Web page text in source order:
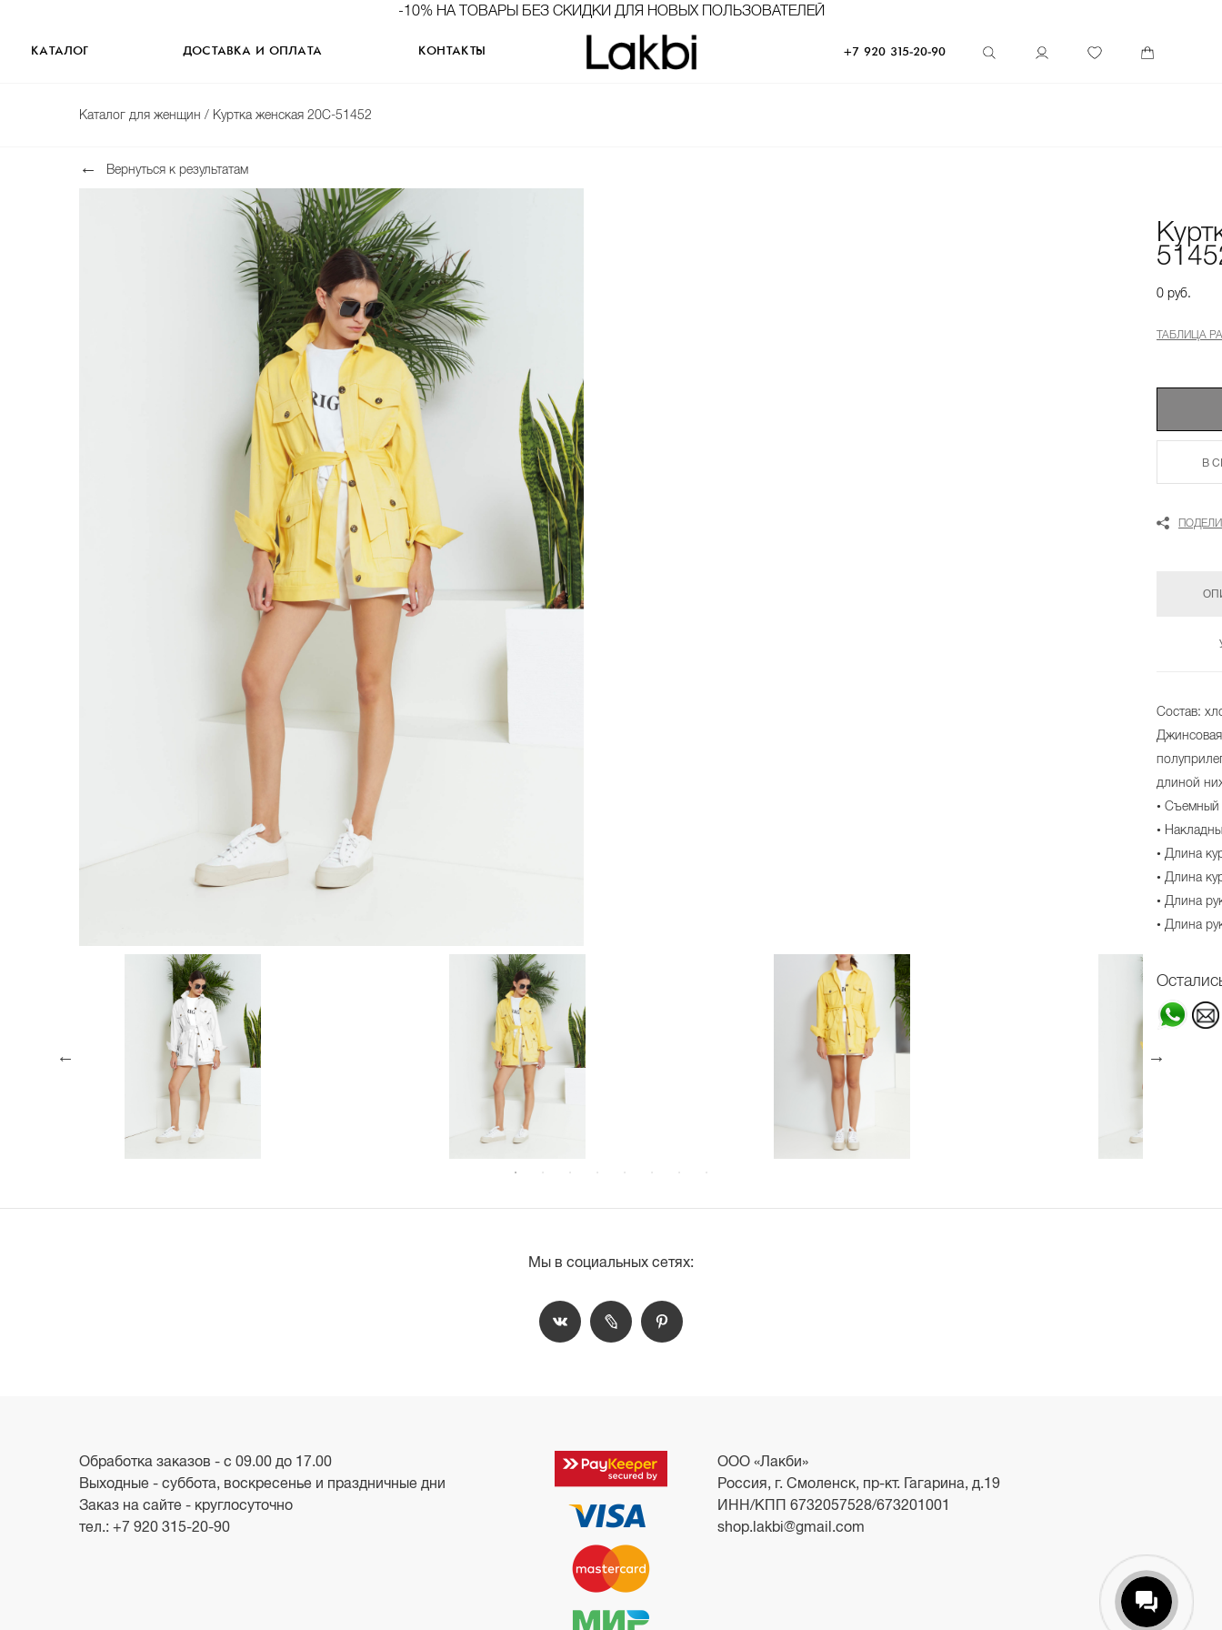
-10% НА ТОВАРЫ БЕЗ СКИДКИ ДЛЯ НОВЫХ ПОЛЬЗОВАТЕЛЕЙ
КАТАЛОГ ДОСТАВКА И ОПЛАТА КОНТАКТЫ +7 920 315-20-90
Каталог для женщин / Куртка женская 20С-51452
Вернуться к результатам
0 руб.
ТАБЛИЦА
В
Состав:
Джинсовая
длиной
• Съемный
•
• Длина
• Длина
• Длина
• Длина
Мы в социальных сетях:
Обработка заказов - с 09.00 до 17.00
Выходные - суббота, воскресенье и праздничные дни
Заказ на сайте - круглосуточно
тел.: +7 920 315-20-90
ООО «Лакби»
Россия, г. Смоленск, пр-кт. Гагарина, д.19
ИНН/КПП 6732057528/673201001
shop.lakbi@gmail.com